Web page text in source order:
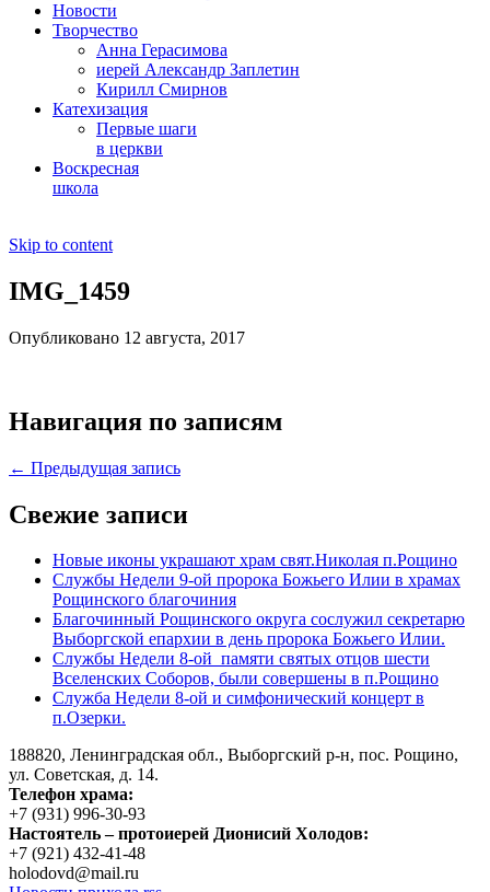
Новости
Творчество
Анна Герасимова
иерей Александр Заплетин
Кирилл Смирнов
Катехизация
Первые шаги
в церкви
Воскресная
школа
Skip to content
IMG_1459
Опубликовано 12 августа, 2017
Навигация по записям
← Предыдущая запись
Свежие записи
Новые иконы украшают храм свят.Николая п.Рощино
Службы Недели 9-ой пророка Божьего Илии в храмах
Рощинского благочиния
Благочинный Рощинского округа сослужил секретарю
Выборгской епархии в день пророка Божьего Илии.
Службы Недели 8-ой памяти святых отцов шести
Вселенских Соборов, были совершены в п.Рощино
Служба Недели 8-ой и симфонический концерт в
п.Озерки.
188820, Ленинградская обл., Выборгский р-н, пос. Рощино,
ул. Советская, д. 14.
Телефон храма:
+7 (931) 996-30-93
Настоятель – протоиерей Дионисий Холодов:
+7 (921) 432-41-48
holodovd@mail.ru